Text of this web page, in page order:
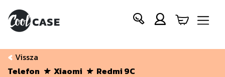
Vissza
Telefon
Xiaomi Redmi 9C